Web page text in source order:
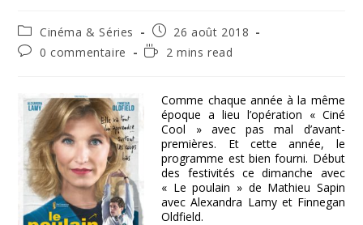
Post
category:
Cinéma & Séries
Publication
publiée :
26 août 2018
Commentaires
publication :
0 commentaire
Temps2 mins read
Comme chaque année à la même
époque a lieu l’opération « Ciné
Cool » avec pas mal d’avant-
premières. Et cette année, le
programme est bien fourni. Début
des festivités ce dimanche avec
« Le poulain » de Mathieu Sapin
avec Alexandra Lamy et Finnegan
Oldfield.